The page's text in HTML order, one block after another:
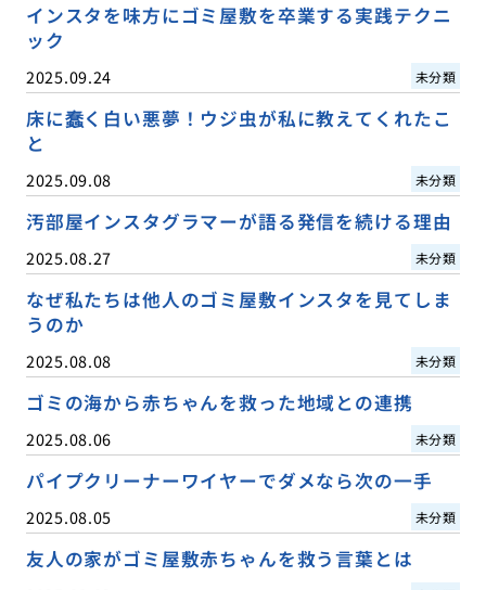
インスタを味方にゴミ屋敷を卒業する実践テクニ
ック
2025.09.24 未分類
床に蠢く白い悪夢！ウジ虫が私に教えてくれたこ
と
2025.09.08 未分類
汚部屋インスタグラマーが語る発信を続ける理由
2025.08.27 未分類
なぜ私たちは他人のゴミ屋敷インスタを見てしま
うのか
2025.08.08 未分類
ゴミの海から赤ちゃんを救った地域との連携
2025.08.06 未分類
パイプクリーナーワイヤーでダメなら次の一手
2025.08.05 未分類
友人の家がゴミ屋敷赤ちゃんを救う言葉とは